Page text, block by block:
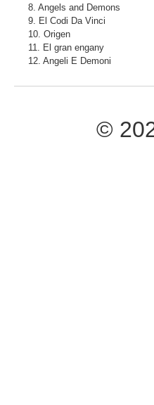
8. Angels and Demons
9. El Codi Da Vinci
10. Origen
11. El gran engany
12. Angeli E Demoni
©